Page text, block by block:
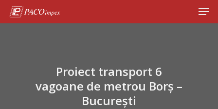
Proiect transport 6
vagoane de metrou Borș –
București